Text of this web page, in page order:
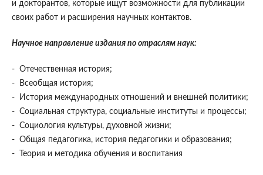
и докторантов, которые ищут возможности для публикации
своих работ и расширения научных контактов.
Научное направление издания по отраслям наук:
- Отечественная история;
- Всеобщая история;
- История международных отношений и внешней политики;
- Социальная структура, социальные институты и процессы;
- Социология культуры, духовной жизни;
- Общая педагогика, история педагогики и образования;
- Теория и методика обучения и воспитания